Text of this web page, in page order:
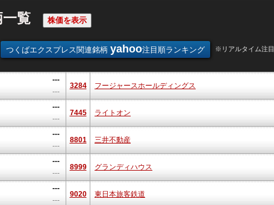
覧
つくばエクスプレス関連銘柄 yahoo注目順ランキング ※リアルタイム注
---
---
3284 フージャースホールディングス
---
---
7445 ライトオン
---
---
8801 三井不動産
---
---
8999 グランディハウス
---
---
9020 東日本旅客鉄道